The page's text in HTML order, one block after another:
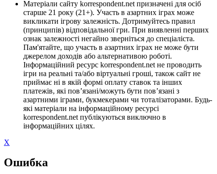
Матеріали сайту korrespondent.net призначені для осіб
старше 21 року (21+). Участь в азартних іграх може
викликати ігрову залежність. Дотримуйтесь правил
(принципів) відповідальної гри. При виявленні перших
ознак залежності негайно зверніться до спеціаліста.
Пам'ятайте, що участь в азартних іграх не може бути
джерелом доходів або альтернативою роботі.
Інформаційний ресурс korrespondent.net не проводить
ігри на реальні та/або віртуальні гроші, також сайт не
приймає ні в якій формі оплату ставок та інших
платежів, які пов’язані/можуть бути пов’язані з
азартними іграми, букмекерами чи тоталізаторами. Будь-
які матеріали на інформаційному ресурсі
korrespondent.net публікуються виключно в
інформаційних цілях.
X
Ошибка